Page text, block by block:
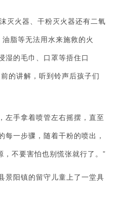
灭火器、干粉灭火器还有二氧
脂等无法用水来施救的火
湿的毛巾、口罩等捂住口
的讲解，听到铃声后孩子们
左手拿着喷管左右摇摆，直至
一步骤，随着干粉的喷出，
不要害怕也别慌张就行了。”
景阳镇的留守儿童上了一堂具